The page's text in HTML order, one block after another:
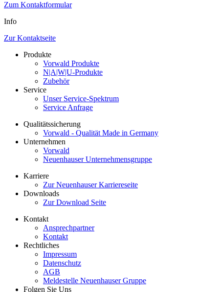
Zum Kontaktformular
Info
Zur Kontaktseite
Produkte
Vorwald Produkte
N|A|W|U-Produkte
Zubehör
Service
Unser Service-Spektrum
Service Anfrage
Qualitätssicherung
Vorwald - Qualität Made in Germany
Unternehmen
Vorwald
Neuenhauser Unternehmensgruppe
Karriere
Zur Neuenhauser Karriereseite
Downloads
Zur Download Seite
Kontakt
Ansprechpartner
Kontakt
Rechtliches
Impressum
Datenschutz
AGB
Meldestelle Neuenhauser Gruppe
Folgen Sie Uns